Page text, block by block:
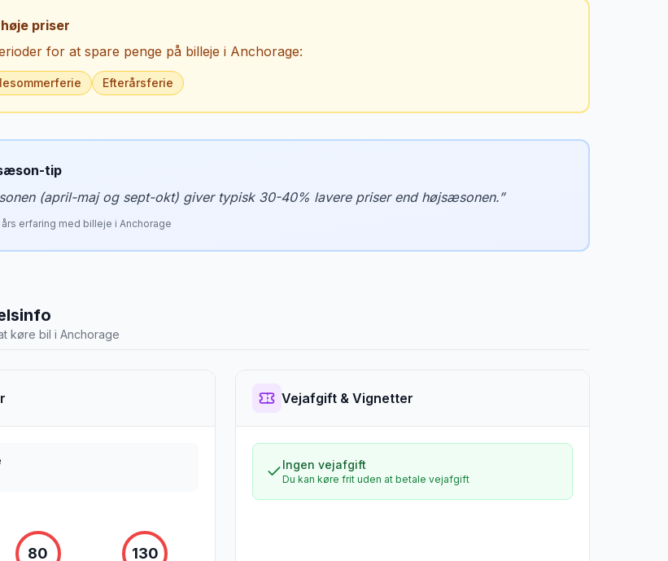
priser
for at spare penge på billeje i Anchorage:
Efterårsferie
tip
(april-maj og sept-okt) giver typisk 30-40% lavere priser end højsæsonen.”
års erfaring med billeje i Anchorage
køre bil i Anchorage
80 130
Vejafgift & Vignetter
Ingen vejafgift
Du kan køre frit uden at betale vejafgift